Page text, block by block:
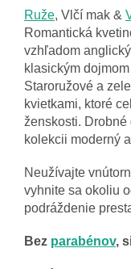
Ruže, Vlčí mak &
Romantická
vzhľadom
klasickým
Staroružové a
kvietkami, ktoré
ženskosti.
kolekcii moderný
Neužívajte
vyhnite sa okoliu
podráždenie
Bez parabénov,